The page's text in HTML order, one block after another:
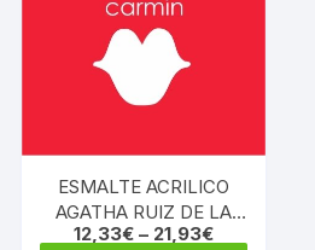
ESMALTE ACRILICO
AGATHA RUIZ DE LA
PRADA ROJO CARMIN
12,33€ – 21,93€